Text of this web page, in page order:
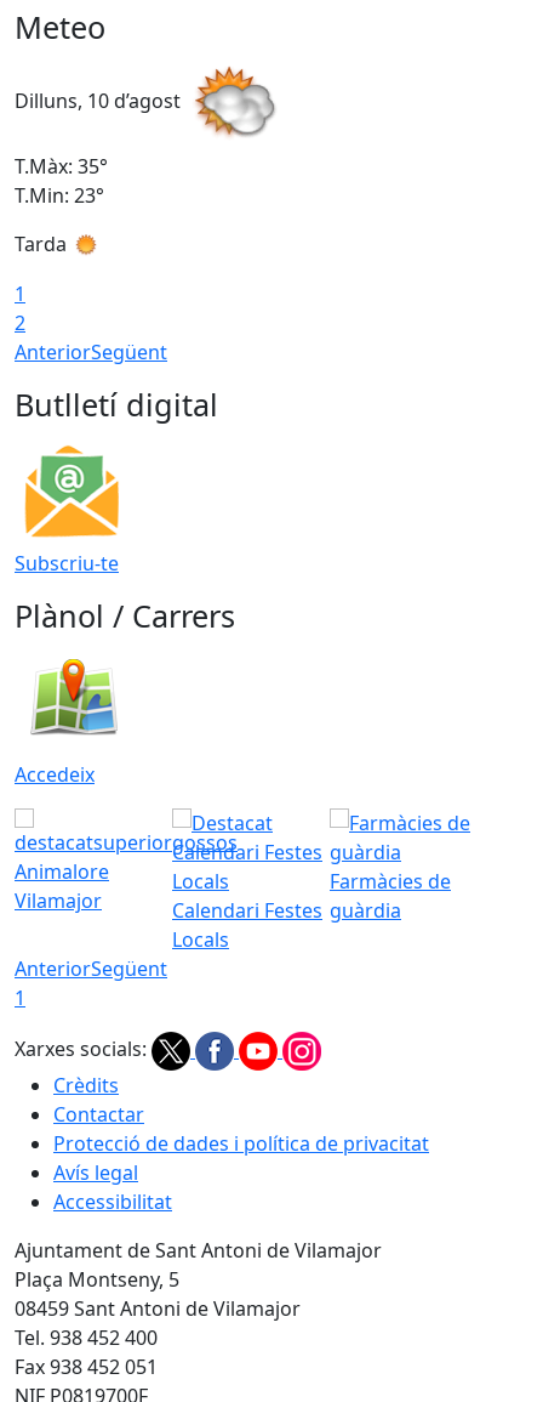
Meteo
Dilluns, 10 d’agost
T.Màx: 35°
T.Min: 23°
Tarda
1
2
AnteriorSegüent
Butlletí digital
Subscriu-te
Plànol / Carrers
Accedeix
Animalore
Vilamajor
Calendari Festes
Locals
Farmàcies de
guàrdia
AnteriorSegüent
1
Xarxes socials:
Crèdits
Contactar
Protecció de dades i política de privacitat
Avís legal
Accessibilitat
Ajuntament de Sant Antoni de Vilamajor
Plaça Montseny, 5
08459 Sant Antoni de Vilamajor
Tel. 938 452 400
Fax 938 452 051
NIF P0819700F